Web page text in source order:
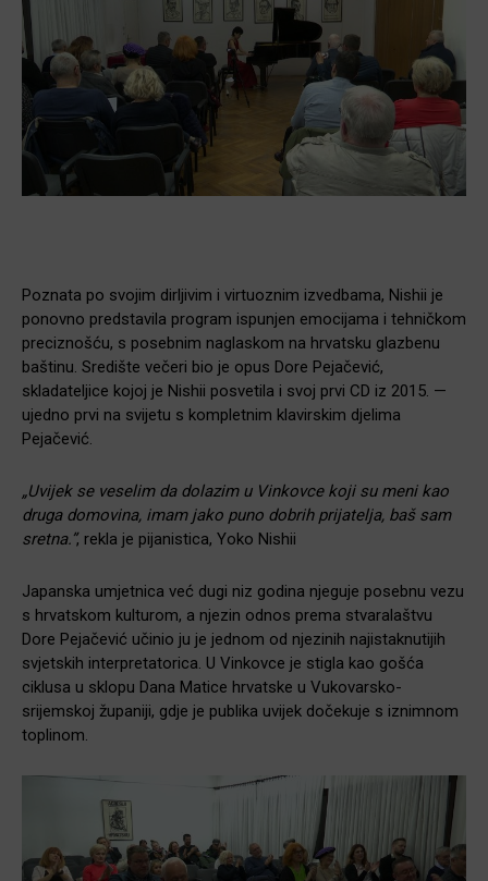
Poznata po svojim dirljivim i virtuoznim izvedbama, Nishii je
ponovno predstavila program ispunjen emocijama i tehničkom
preciznošću, s posebnim naglaskom na hrvatsku glazbenu
baštinu. Središte večeri bio je opus Dore Pejačević,
skladateljice kojoj je Nishii posvetila i svoj prvi CD iz 2015. —
ujedno prvi na svijetu s kompletnim klavirskim djelima
Pejačević.
„Uvijek se veselim da dolazim u Vinkovce koji su meni kao
druga domovina, imam jako puno dobrih prijatelja, baš sam
sretna.”, rekla je pijanistica, Yoko Nishii
Japanska umjetnica već dugi niz godina njeguje posebnu vezu
s hrvatskom kulturom, a njezin odnos prema stvaralaštvu
Dore Pejačević učinio ju je jednom od njezinih najistaknutijih
svjetskih interpretatorica. U Vinkovce je stigla kao gošća
ciklusa u sklopu Dana Matice hrvatske u Vukovarsko-
srijemskoj županiji, gdje je publika uvijek dočekuje s iznimnom
toplinom.